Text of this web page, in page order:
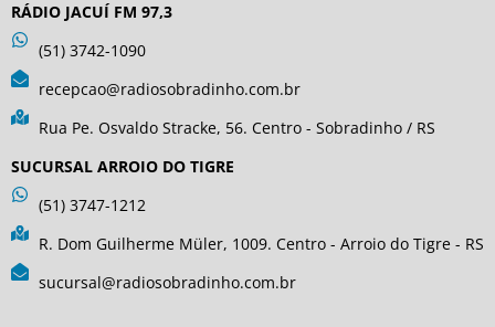
RÁDIO JACUÍ FM 97,3
(51) 3742-1090
recepcao@radiosobradinho.com.br
Rua Pe. Osvaldo Stracke, 56. Centro - Sobradinho / RS
SUCURSAL ARROIO DO TIGRE
(51) 3747-1212
R. Dom Guilherme Müler, 1009. Centro - Arroio do Tigre - RS
sucursal@radiosobradinho.com.br